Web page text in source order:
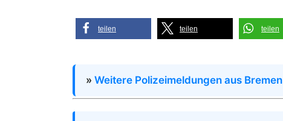
teilen teilen teilen
» Weitere Polizeimeldungen aus Bremen